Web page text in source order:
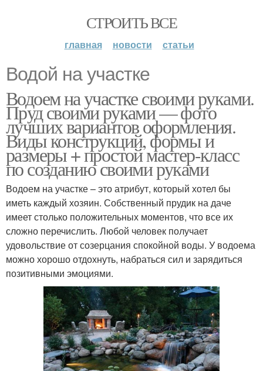
СТРОИТЬ ВСЕ
главная новости статьи
Водой на участке
Водоем на участке своими руками.
Пруд своими руками — фото
лучших вариантов оформления.
Виды конструкций, формы и
размеры + простой мастер-класс
по созданию своими руками
Водоем на участке – это атрибут, который хотел бы
иметь каждый хозяин. Собственный прудик на даче
имеет столько положительных моментов, что все их
сложно перечислить. Любой человек получает
удовольствие от созерцания спокойной воды. У водоема
можно хорошо отдохнуть, набраться сил и зарядиться
позитивными эмоциями.